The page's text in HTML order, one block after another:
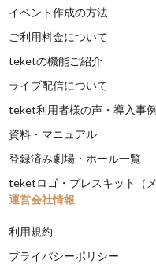
イベント作成の方法
ご利用料金について
teketの機能ご紹介
ライブ配信について
teket利用者様の声・導入事例
資料・マニュアル
登録済み劇場・ホール一覧
teketロゴ・プレスキット（メ
運営会社情報
利用規約
プライバシーポリシー